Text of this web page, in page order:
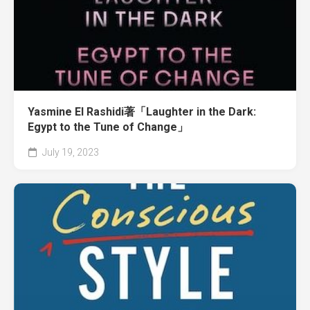
Yasmine El Rashidi著「Laughter in the Dark:
Egypt to the Tune of Change」
July 19, 2023